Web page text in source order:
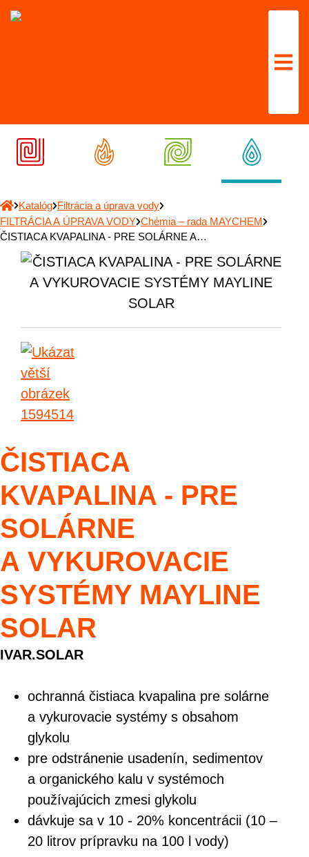
Katalóg Filtrácia a úprava vody
FILTRÁCIA A ÚPRAVA VODY Chémia – rada MAYCHEM
ČISTIACA KVAPALINA - PRE SOLÁRNE A…
ČISTIACA
KVAPALINA - PRE
SOLÁRNE
A VYKUROVACIE
SYSTÉMY MAYLINE
SOLAR
IVAR.SOLAR
ochranná čistiaca kvapalina pre solárne
a vykurovacie systémy s obsahom
glykolu
pre odstránenie usadenín, sedimentov
a organického kalu v systémoch
používajúcich zmesi glykolu
dávkuje sa v 10 - 20% koncentrácii (10 –
20 litrov prípravku na 100 l vody)